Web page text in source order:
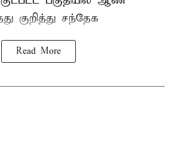
குறித்து சந்தேக
Read More